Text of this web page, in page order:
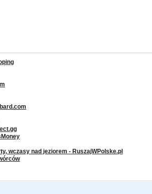
wczasy nad jeziorem - RuszajWPolske.pl